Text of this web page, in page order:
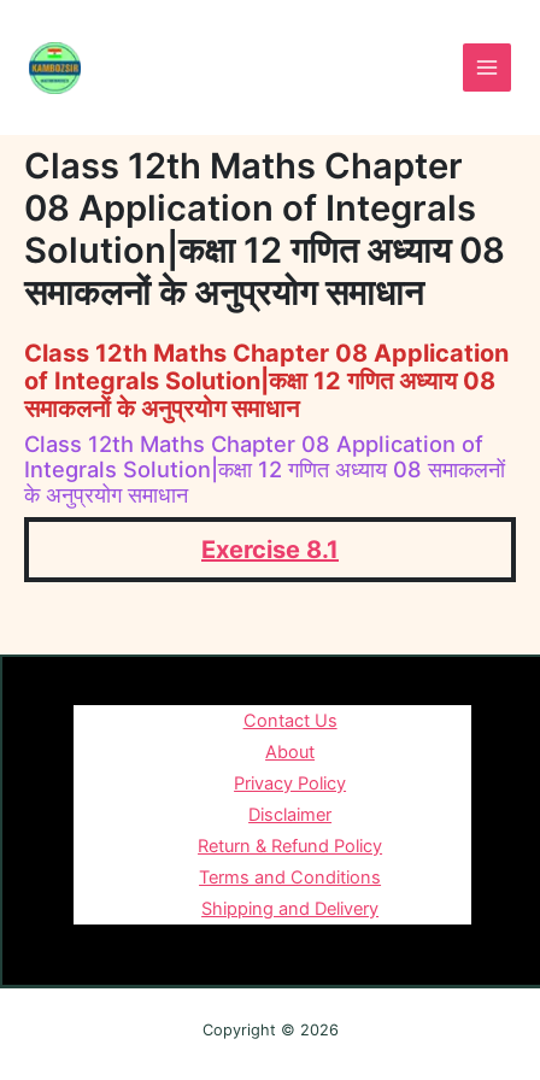
content
Class 12th Maths Chapter
08 Application of Integrals
Solution|कक्षा 12 गणित अध्याय 08
समाकलनों के अनुप्रयोग समाधान
Class 12th Maths Chapter 08 Application
of Integrals Solution|कक्षा 12 गणित अध्याय 08
समाकलनों के अनुप्रयोग समाधान
Class 12th Maths Chapter 08 Application of
Integrals Solution|कक्षा 12 गणित अध्याय 08 समाकलनों
के अनुप्रयोग समाधान
Exercise 8.1
Contact Us
About
Privacy Policy
Disclaimer
Return & Refund Policy
Terms and Conditions
Shipping and Delivery
Copyright © 2026